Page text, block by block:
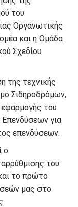
του
Οργανωτικής
και η Ομάδα
Σχεδίου
της τεχνικής
Σιδηροδρόμων,
του
Επενδύσεων για
επενδύσεων.
ο
του
το πρώτο
μας στο